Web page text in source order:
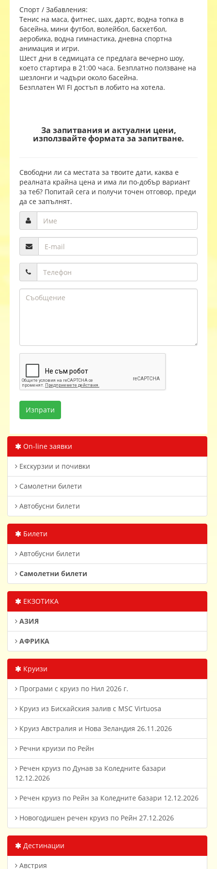
Спорт / Забавления:
Тенис на маса, фитнес, шах, дартс, водна топка в
басейна, мини футбол, волейбол, баскетбол,
аеробика, водна гимнастика, дневна спортна
анимация и игри.
Шест дни в седмицата се предлага вечерно шоу,
което стартира в 21:00 часа. Безплатно ползване на
шезлонги и чадъри около басейна.
Безплатен WI FI достъп в лобито на хотела.
За запитвания и актуални цени,
използвайте формата за запитване.
Свободни ли са местата за твоите дати, каква е
реалната крайна цена и има ли по-добър вариант
за теб? Попитай сега и получи точен отговор, преди
да се запълнят.
On-line заявки
Екскурзии и почивки
Самолетни билети
Автобусни билети
Билети
Автобусни билети
Самолетни билети
ЕКЗОТИКА
АЗИЯ
АФРИКА
Круизи
Програми с круиз по Нил 2026 г.
Круиз из Бискайския залив с MSC Virtuosa
Круиз Австралия и Нова Зеландия 26.11.2026
Речни круизи по Рейн
Речен круиз по Дунав за Коледните базари
12.12.2026
Речен круиз по Рейн за Коледните базари 12.12.2026
Новогодишен речен круиз по Рейн 27.12.2026
Дестинации
Австрия